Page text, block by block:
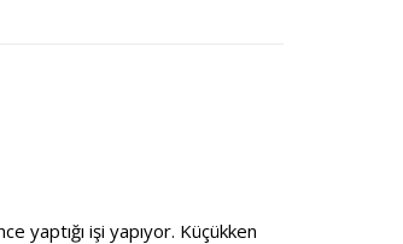
yaptığı işi yapıyor. Küçükken